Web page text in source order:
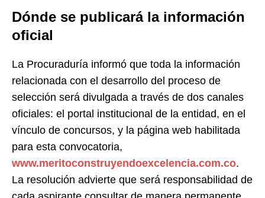
Dónde se publicará la información
oficial
La Procuraduría informó que toda la información
relacionada con el desarrollo del proceso de
selección será divulgada a través de dos canales
oficiales: el portal institucional de la entidad, en el
vínculo de concursos, y la página web habilitada
para esta convocatoria,
www.meritoconstruyendoexcelencia.com.co.
La resolución advierte que será responsabilidad de